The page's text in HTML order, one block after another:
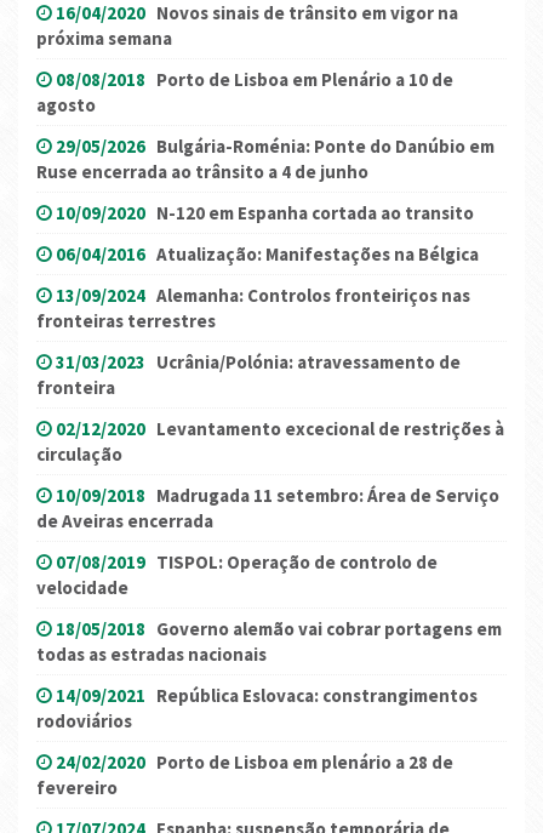
16/04/2020 Novos sinais de trânsito em vigor na
próxima semana
08/08/2018 Porto de Lisboa em Plenário a 10 de
agosto
29/05/2026 Bulgária-Roménia: Ponte do Danúbio em
Ruse encerrada ao trânsito a 4 de junho
10/09/2020 N-120 em Espanha cortada ao transito
06/04/2016 Atualização: Manifestações na Bélgica
13/09/2024 Alemanha: Controlos fronteiriços nas
fronteiras terrestres
31/03/2023 Ucrânia/Polónia: atravessamento de
fronteira
02/12/2020 Levantamento excecional de restrições à
circulação
10/09/2018 Madrugada 11 setembro: Área de Serviço
de Aveiras encerrada
07/08/2019 TISPOL: Operação de controlo de
velocidade
18/05/2018 Governo alemão vai cobrar portagens em
todas as estradas nacionais
14/09/2021 República Eslovaca: constrangimentos
rodoviários
24/02/2020 Porto de Lisboa em plenário a 28 de
fevereiro